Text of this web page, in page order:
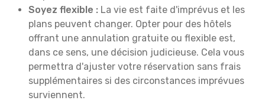
Soyez flexible : La vie est faite d'imprévus et les
plans peuvent changer. Opter pour des hôtels
offrant une annulation gratuite ou flexible est,
dans ce sens, une décision judicieuse. Cela vous
permettra d'ajuster votre réservation sans frais
supplémentaires si des circonstances imprévues
surviennent.